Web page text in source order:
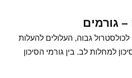
גורמים
לכולסטרול גבוה, העלולים להעלות
למחלות לב. בין גורמי הסיכון